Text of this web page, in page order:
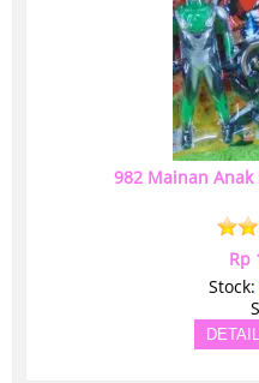
982 Mainan Anak
Rp
Stock: